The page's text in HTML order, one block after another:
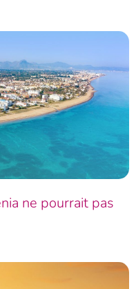
ne pourrait pas